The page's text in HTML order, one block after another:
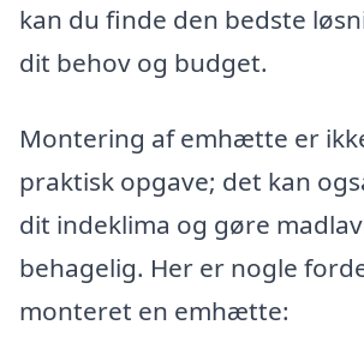
kan du finde den bedste
dit behov og budget.
Montering af emhætte er
praktisk opgave; det kan
dit indeklima og gøre
behagelig. Her er nogle
monteret en emhætte: